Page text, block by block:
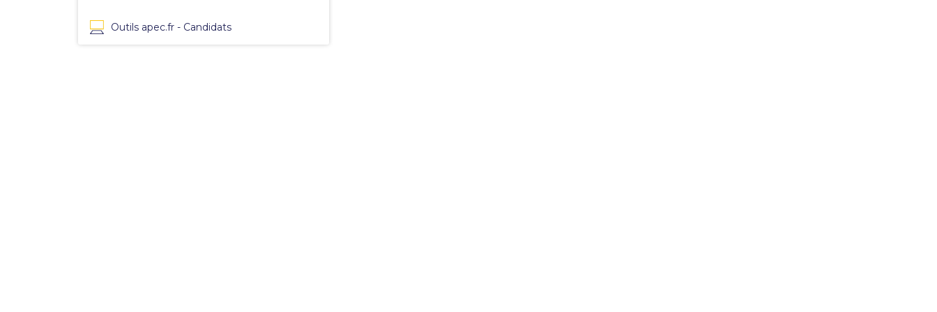
Outils apec.fr - Candidats